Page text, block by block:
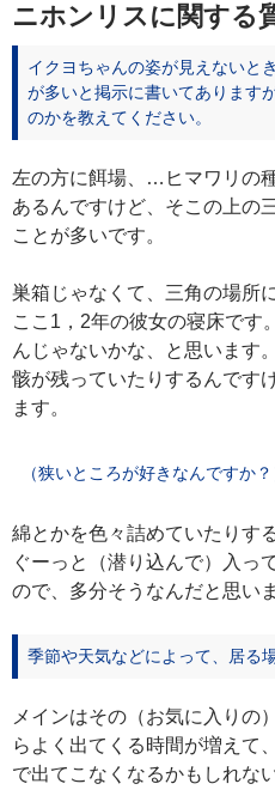
ニホンリスに関する
イクヨちゃんの姿が見えないと
が多いと掲示に書いてあります
のかを教えてください。
左の方に餌場、…ヒマワリの
あるんですけど、そこの上の
ことが多いです。
巣箱じゃなくて、三角の場所
ここ1，2年の彼女の寝床です
んじゃないかな、と思います
骸が残っていたりするんです
ます。
（狭いところが好きなんですか？
綿とかを色々詰めていたりす
ぐーっと（潜り込んで）入っ
ので、多分そうなんだと思いま
季節や天気などによって、居る
メインはその（お気に入りの
らよく出てくる時間が増えて
で出てこなくなるかもしれな